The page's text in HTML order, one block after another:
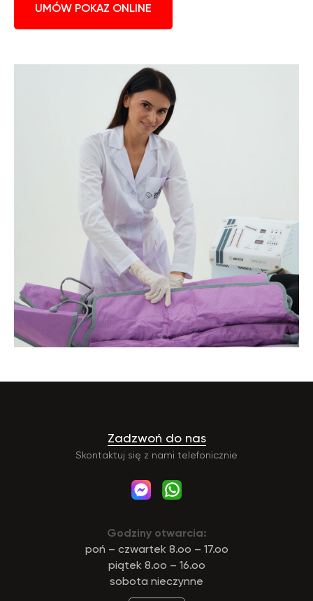
UMÓW POKAZ ONLINE
Skontaktuj się z nami telefonicznie
Zadzwoń do nas
Godziny otwarcia:
poń – czwartek 8.oo – 17.oo
piątek 8.oo – 16.oo
sobota nieczynne